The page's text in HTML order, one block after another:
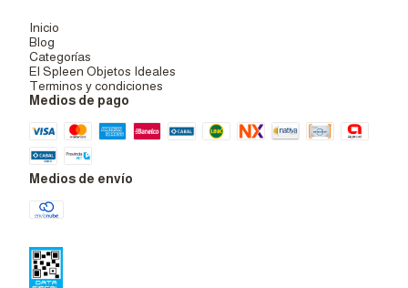
Inicio
Blog
Categorías
El Spleen Objetos Ideales
Terminos y condiciones
Medios de pago
Medios de envío